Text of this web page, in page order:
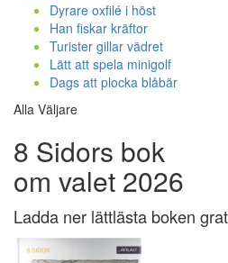
Dyrare oxfilé i höst
Han fiskar kräftor
Turister gillar vädret
Lätt att spela minigolf
Dags att plocka blåbär
Alla Väljare
8 Sidors bok
om valet 2026
Ladda ner lättlästa boken